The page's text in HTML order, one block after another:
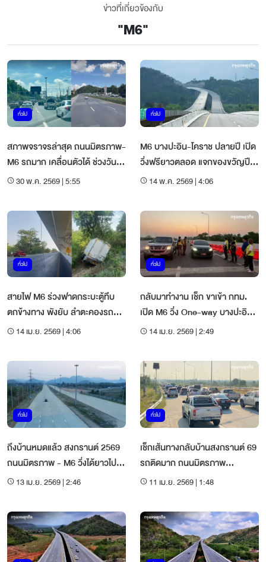
ข่าวที่เกี่ยวข้องกับ
"M6"
ทั่วไป
สภาพจราจรล่าสุด ถนนมิตรภาพ-
M6 รถมาก เคลื่อนตัวได้ ช่วงวัน
หยุดยาว
30 พ.ค. 2569 | 5:55
ทั่วไป
M6 บางปะอิน-โคราช ปลายปี เปิด
วิ่งฟรียาวตลอด แจกของขวัญปี
ใหม่ 2570
14 พ.ค. 2569 | 4:06
ทั่วไป
สายไฟ M6 ร่วงฟาดกระบะตู้ทึบ
ตกข้างทาง พังยับ ลำตะคองรถติด
หนึบ14 เม.ย. 2569 | 4:06
ทั่วไป
กลับมาทำงาน เช็ก ขาเข้า กทม.
เปิด M6 วิ่ง One-way บางปะอิน-
ปากช่อง
14 เม.ย. 2569 | 2:49
ทั่วไป
ถึงบ้านหมดแล้ว สงกรานต์ 2569
ถนนมิตรภาพ - M6 วิ่งได้ยาวไป
ถนนโล่ง
13 เม.ย. 2569 | 2:46
ทั่วไป
เช็กเส้นทางกลับบ้านสงกรานต์ 69
รถติดมาก ถนนมิตรภาพ
มอเตอร์เวย์ M6
11 เม.ย. 2569 | 1:48